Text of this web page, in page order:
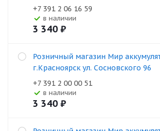
+7 391 2 06 16 59
В наличии
3 340 ₽
Розничный магазин Мир
г.Красноярск ул. Сосновского 96
+7 391 2 00 00 51
В наличии
3 340 ₽